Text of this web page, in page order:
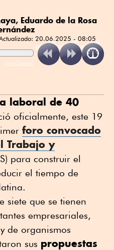
, Eduardo de la Rosa
20.06.2025 - 08:05
ReadSpeaker
laboral de 40
oficialmente, este 19
foro convocado
Trabajo y
para construir el
el tiempo de
siete que se tienen
empresariales,
de organismos
sus propuestas